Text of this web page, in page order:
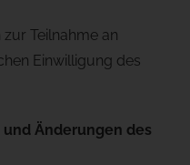
Teilnahme an
Einwilligung des
Änderungen des